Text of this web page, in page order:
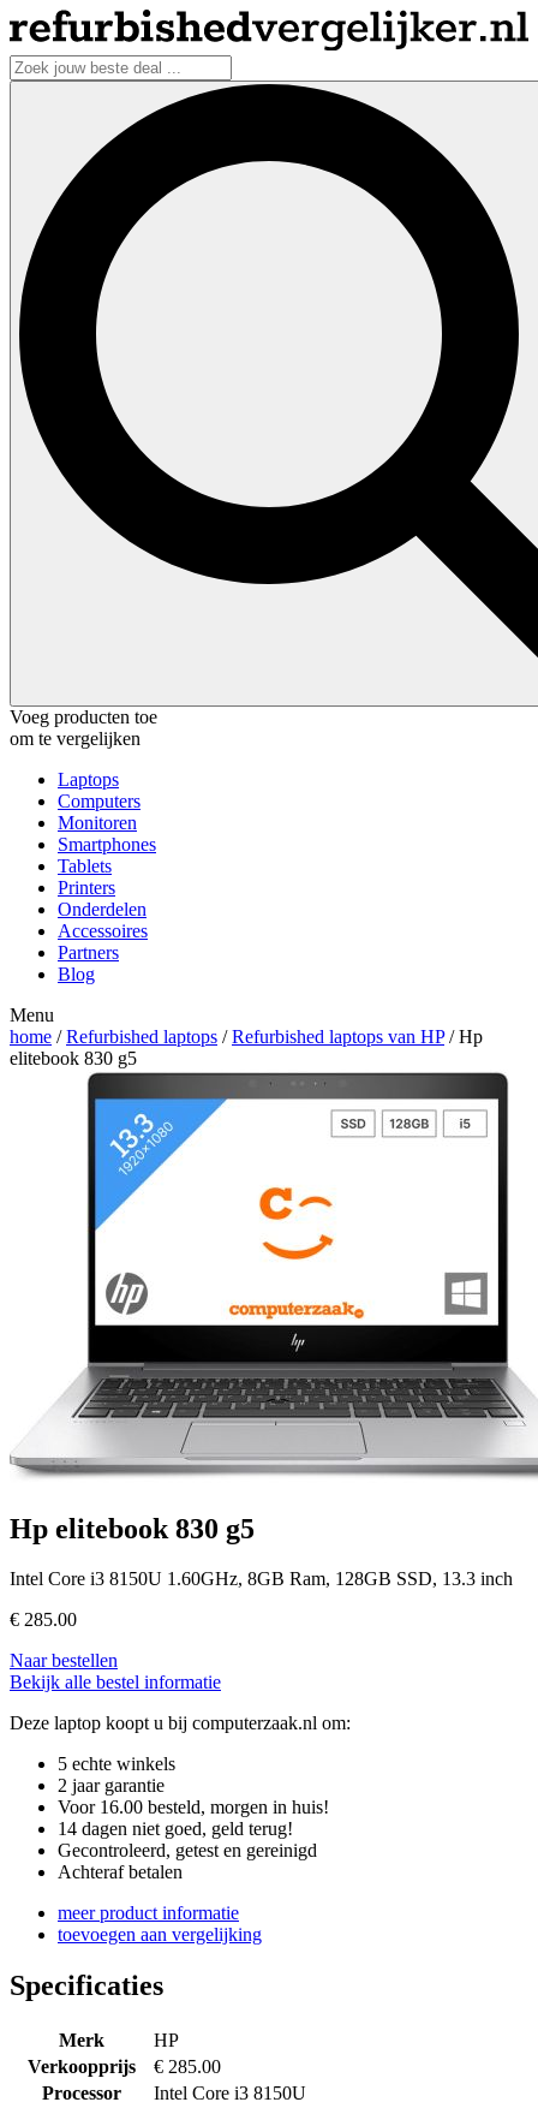
Voeg producten toe
om te vergelijken
Laptops
Computers
Monitoren
Smartphones
Tablets
Printers
Onderdelen
Accessoires
Partners
Blog
Menu
home /Refurbished laptops /Refurbished laptops van HP/ Hp
elitebook 830 g5
Hp elitebook 830 g5
Intel Core i3 8150U 1.60GHz, 8GB Ram, 128GB SSD, 13.3 inch
€ 285.00
Naar bestellen
Bekijk alle bestel informatie
Deze laptop koopt u bij computerzaak.nl om:
5 echte winkels
2 jaar garantie
Voor 16.00 besteld, morgen in huis!
14 dagen niet goed, geld terug!
Gecontroleerd, getest en gereinigd
Achteraf betalen
meer product informatie
toevoegen aan vergelijking
Specificaties
Merk
HP
Verkoopprijs
€ 285.00
Processor
Intel Core i3 8150U